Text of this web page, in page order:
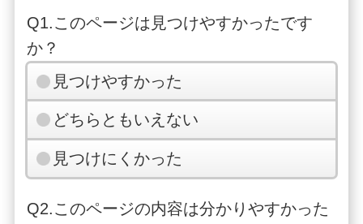
Q1.このページは見つけやすかったです
か？
見つけやすかった
どちらともいえない
見つけにくかった
Q2.このページの内容は分かりやすかった